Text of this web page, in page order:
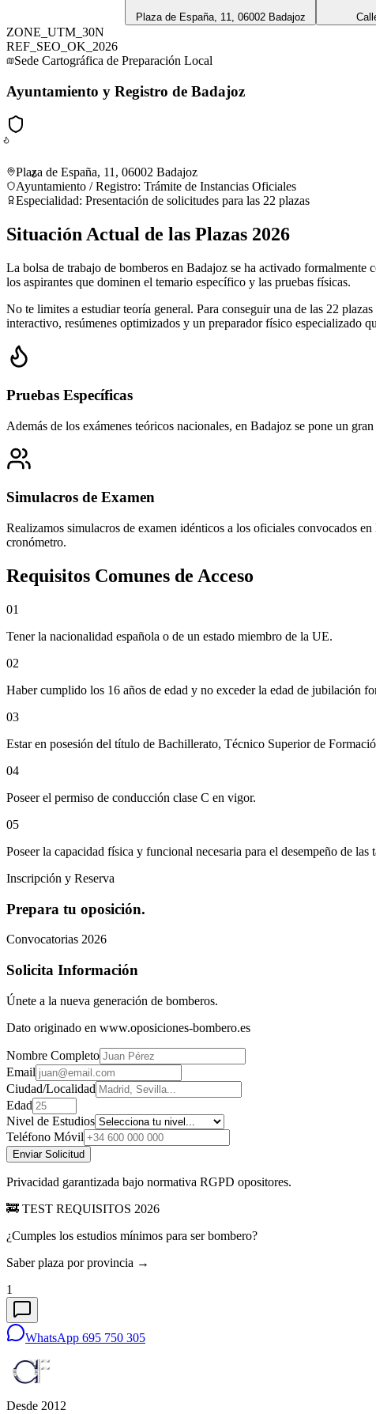
Plaza de España, 11, 06002 Badajoz
ZONE_UTM_30N
REF_SEO_OK_2026
Sede Cartográfica de Preparación Local
Ayuntamiento y Registro de Badajoz
Plaza de España, 11, 06002 Badajoz
Ayuntamiento / Registro: Trámite de Instancias Oficiales
Especialidad: Presentación de solicitudes para las 22 plazas
Situación Actual de las Plazas 2026
La bolsa de trabajo de bomberos en Badajoz se ha activado formalmente
los aspirantes que dominen el temario específico y las pruebas físicas.
No te limites a estudiar teoría general. Para conseguir una de las 22
interactivo, resúmenes optimizados y un preparador físico especializado
Pruebas Específicas
Además de los exámenes teóricos nacionales, en Badajoz se pone un
Simulacros de Examen
Realizamos simulacros de examen idénticos a los oficiales convocados en
cronómetro.
Requisitos Comunes de Acceso
01
Tener la nacionalidad española o de un estado miembro de la UE.
02
Haber cumplido los 16 años de edad y no exceder la edad de jubilación
03
Estar en posesión del título de Bachillerato, Técnico Superior de
04
Poseer el permiso de conducción clase C en vigor.
05
Poseer la capacidad física y funcional necesaria para el desempeño de las
Inscripción y Reserva
Prepara tu oposición.
Convocatorias 2026
Solicita Información
Únete a la nueva generación de bomberos.
Dato originado en www.oposiciones-bombero.es
Nombre Completo
Email
Ciudad/Localidad
Edad
Nivel de Estudios
Teléfono Móvil
Enviar Solicitud
Privacidad garantizada bajo normativa RGPD opositores.
🚒 TEST REQUISITOS 2026
¿Cumples los estudios mínimos para ser bombero?
Saber plaza por provincia →
1
WhatsApp 695 750 305
Desde 2012